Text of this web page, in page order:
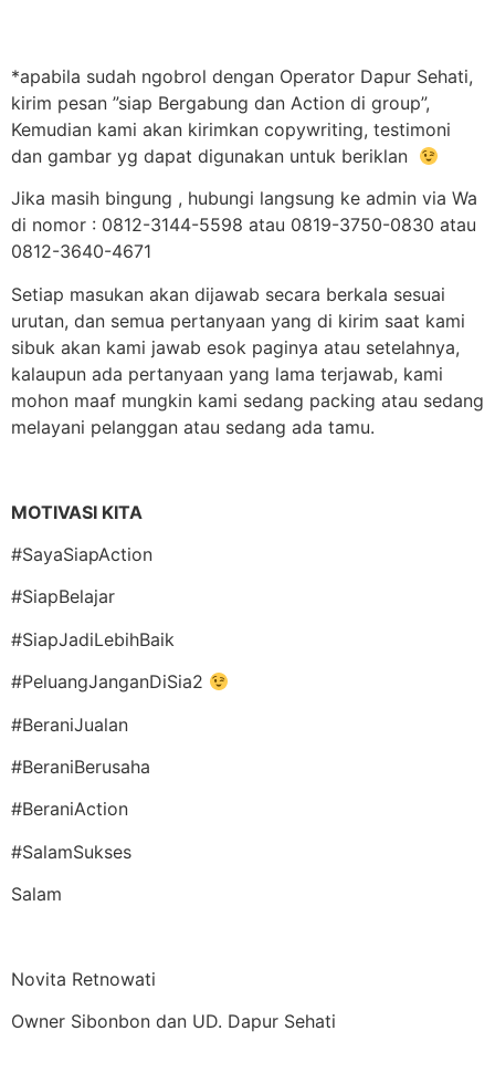
*apabila sudah ngobrol dengan Operator Dapur Sehati,
kirim pesan ”siap Bergabung dan Action di group”,
Kemudian kami akan kirimkan copywriting, testimoni
dan gambar yg dapat digunakan untuk beriklan
Jika masih bingung , hubungi langsung ke admin via Wa
di nomor : 0812-3144-5598 atau 0819-3750-0830 atau
0812-3640-4671
Setiap masukan akan dijawab secara berkala sesuai
urutan, dan semua pertanyaan yang di kirim saat kami
sibuk akan kami jawab esok paginya atau setelahnya,
kalaupun ada pertanyaan yang lama terjawab, kami
mohon maaf mungkin kami sedang packing atau sedang
melayani pelanggan atau sedang ada tamu.
MOTIVASI KITA
#SayaSiapAction
#SiapBelajar
#SiapJadiLebihBaik
#PeluangJanganDiSia2
#BeraniJualan
#BeraniBerusaha
#BeraniAction
#SalamSukses
Salam
Novita Retnowati
Owner Sibonbon dan UD. Dapur Sehati